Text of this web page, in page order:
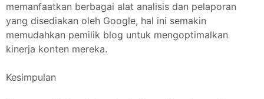
memanfaatkan berbagai alat analisis dan pelaporan
yang disediakan oleh Google, hal ini semakin
memudahkan pemilik blog untuk mengoptimalkan
kinerja konten mereka.
Kesimpulan